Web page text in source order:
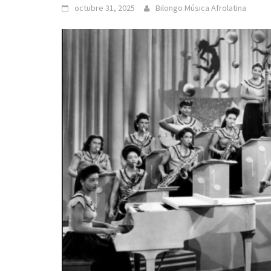
octubre 31, 2025 Bilongo Música Afrolatina